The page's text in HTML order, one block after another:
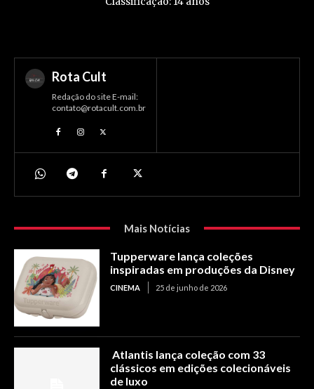
Rota Cult
Redação do site E-mail:
contato@rotacult.com.br
Mais Notícias
Tupperware lança coleções
inspiradas em produções da Disney
CINEMA 25 de junho de 2026
Atlantis lança coleção com 33
clássicos em edições colecionáveis
de luxo